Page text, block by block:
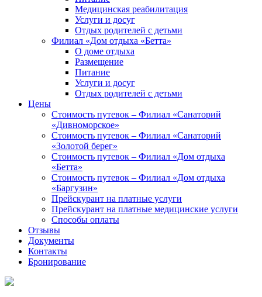
Медицинская реабилитация
Услуги и досуг
Отдых родителей с детьми
Филиал «Дом отдыха «Бетта»
О доме отдыха
Размещение
Питание
Услуги и досуг
Отдых родителей с детьми
Цены
Стоимость путевок – Филиал «Санаторий
«Дивноморское»
Стоимость путевок – Филиал «Санаторий
«Золотой берег»
Стоимость путевок – Филиал «Дом отдыха
«Бетта»
Стоимость путевок – Филиал «Дом отдыха
«Баргузин»
Прейскурант на платные услуги
Прейскурант на платные медицинские услуги
Способы оплаты
Отзывы
Документы
Контакты
Бронирование